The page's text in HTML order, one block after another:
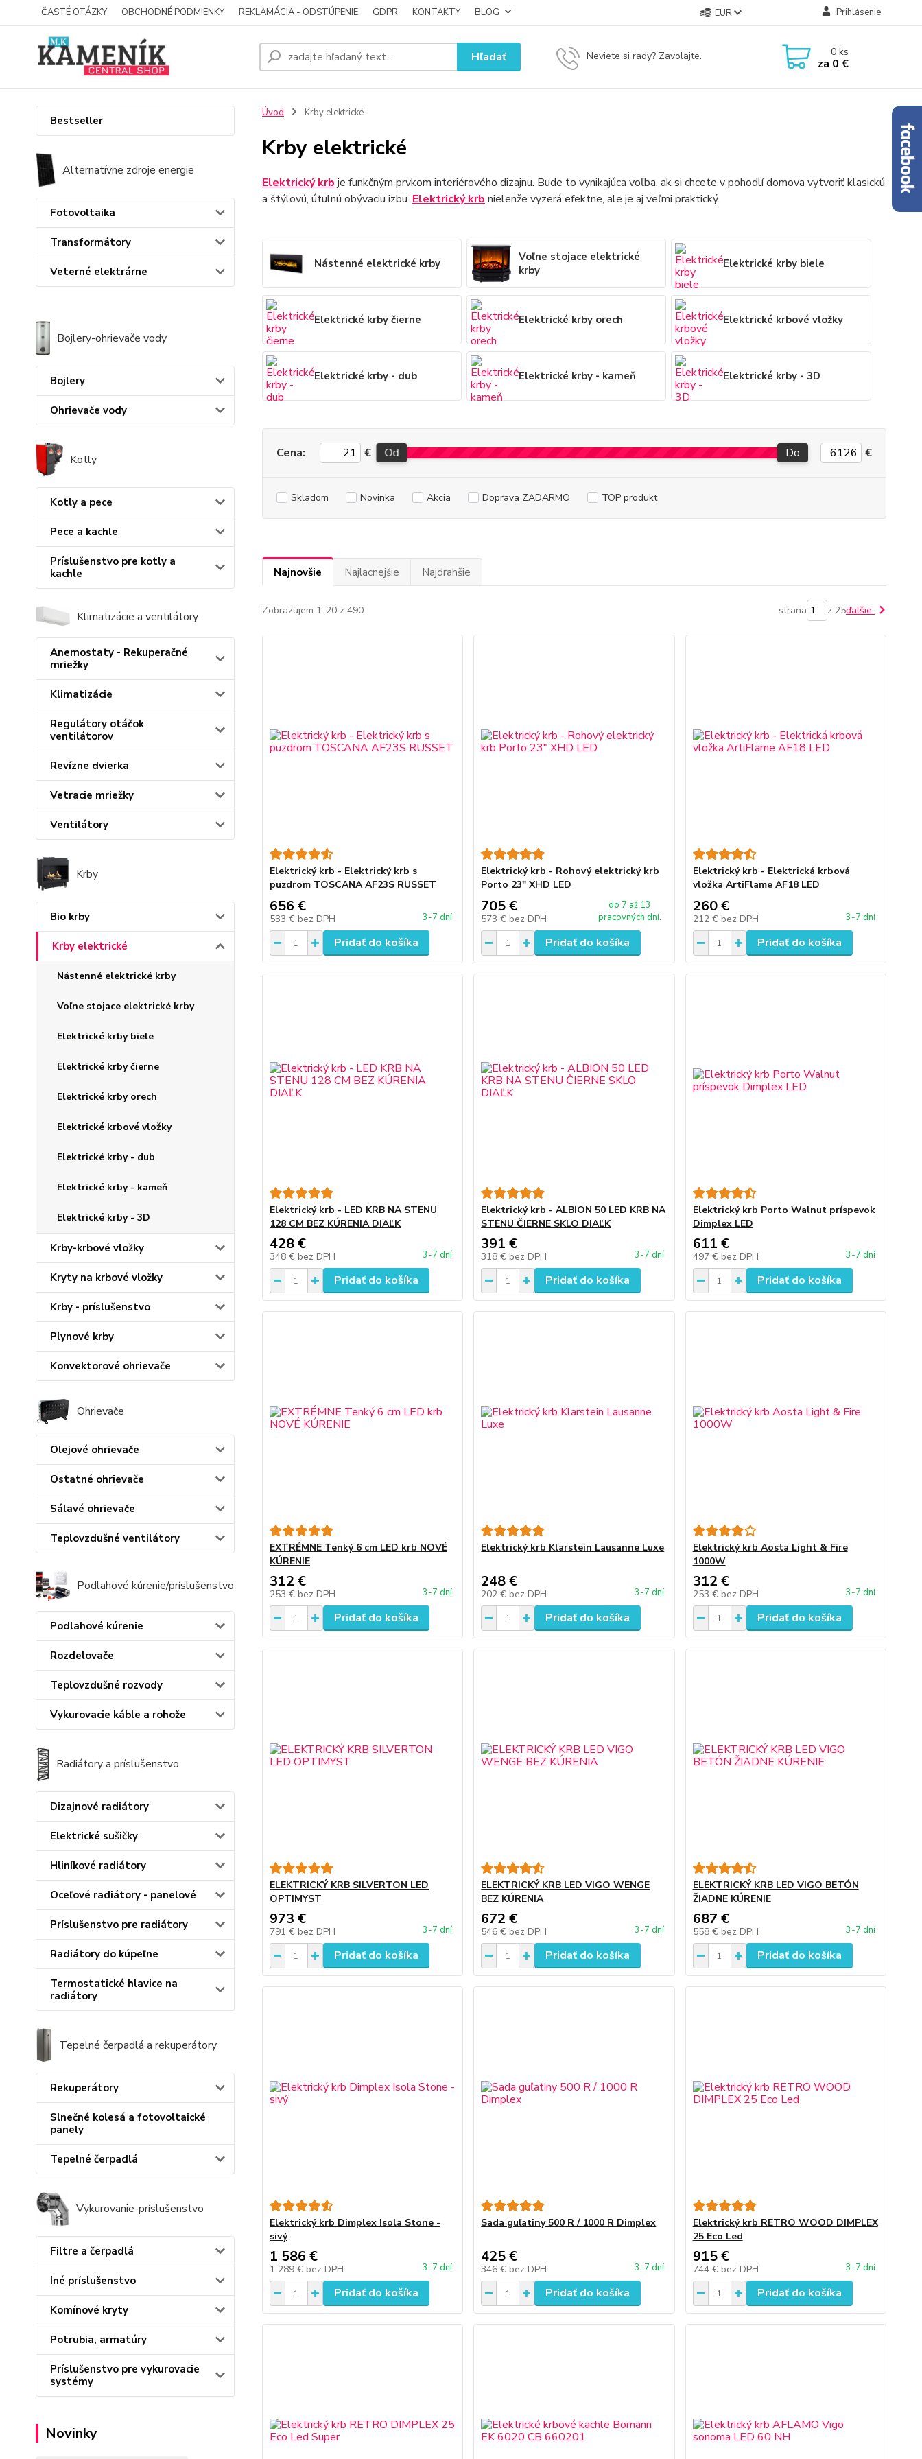
ČASTÉ OTÁZKY OBCHODNÉ PODMIENKY REKLAMÁCIA - ODSTÚPENIE GDPR KONTAKTY BLOG EUR Prihlásenie
Hľadať Neviete si rady? Zavolajte. 0ks
za 0 €
Bestseller
Alternatívne zdroje energie
Fotovoltaika
Transformátory
Veterné elektrárne
Bojlery-ohrievače vody
Bojlery
Ohrievače vody
Kotly
Kotly a pece
Pece a kachle
Príslušenstvo pre kotly a
kachle
Klimatizácie a ventilátory
Anemostaty - Rekuperačné
mriežky
Klimatizácie
Regulátory otáčok
ventilátorov
Revízne dvierka
Vetracie mriežky
Ventilátory
Krby
Bio krby
Krby elektrické
Nástenné elektrické krby
Voľne stojace elektrické krby
Elektrické krby biele
Elektrické krby čierne
Elektrické krby orech
Elektrické krbové vložky
Elektrické krby - dub
Elektrické krby - kameň
Elektrické krby - 3D
Krby-krbové vložky
Kryty na krbové vložky
Krby - príslušenstvo
Plynové krby
Konvektorové ohrievače
Ohrievače
Olejové ohrievače
Ostatné ohrievače
Sálavé ohrievače
Teplovzdušné ventilátory
Podlahové kúrenie/príslušenstvo
Podlahové kúrenie
Rozdelovače
Teplovzdušné rozvody
Vykurovacie káble a rohože
Radiátory a príslušenstvo
Dizajnové radiátory
Elektrické sušičky
Hliníkové radiátory
Oceľové radiátory - panelové
Príslušenstvo pre radiátory
Radiátory do kúpeľne
Termostatické hlavice na
radiátory
Tepelné čerpadlá a rekuperátory
Rekuperátory
Slnečné kolesá a fotovoltaické
panely
Tepelné čerpadlá
Vykurovanie-príslušenstvo
Filtre a čerpadlá
Iné príslušenstvo
Komínové kryty
Potrubia, armatúry
Príslušenstvo pre vykurovacie
systémy
Novinky
Úvod Krby elektrické
Krby elektrické
Elektrický krb je funkčným prvkom interiérového dizajnu. Bude to vynikajúca voľba, ak si chcete v pohodlí domova vytvoriť klasickú
a štýlovú, útulnú obývaciu izbu. Elektrický krb nielenže vyzerá efektne, ale je aj veľmi praktický.
Nástenné elektrické krby
Voľne stojace elektrické
krby
Elektrické krby biele
Elektrické krby čierne Elektrické krby orech Elektrické krbové vložky
Elektrické krby - dub Elektrické krby - kameň Elektrické krby - 3D
Cena: € Od Do €
Skladom Novinka Akcia Doprava ZADARMO TOP produkt
Najnovšie Najlacnejšie Najdrahšie
Zobrazujem 1-20 z 490 strana z 25ďalšie
Elektrický krb - Elektrický krb s
puzdrom TOSCANA AF23S RUSSET
656 €
533 € bez DPH 3-7 dní
Pridať do košíka
Elektrický krb - Rohový elektrický krb
Porto 23" XHD LED
705 €
573 € bez DPH
do 7 až 13
pracovných dní.
Pridať do košíka
Elektrický krb - Elektrická krbová
vložka ArtiFlame AF18 LED
260 €
212 € bez DPH 3-7 dní
Pridať do košíka
Elektrický krb - LED KRB NA STENU
128 CM BEZ KÚRENIA DIAĽK
428 €
348 € bez DPH 3-7 dní
Pridať do košíka
Elektrický krb - ALBION 50 LED KRB NA
STENU ČIERNE SKLO DIAĽK
391 €
318 € bez DPH 3-7 dní
Pridať do košíka
Elektrický krb Porto Walnut príspevok
Dimplex LED
611 €
497 € bez DPH 3-7 dní
Pridať do košíka
EXTRÉMNE Tenký 6 cm LED krb NOVÉ
KÚRENIE
312 €
253 € bez DPH 3-7 dní
Pridať do košíka
Elektrický krb Klarstein Lausanne Luxe
248 €
202 € bez DPH 3-7 dní
Pridať do košíka
Elektrický krb Aosta Light & Fire
1000W
312 €
253 € bez DPH 3-7 dní
Pridať do košíka
ELEKTRICKÝ KRB SILVERTON LED
OPTIMYST
973 €
791 € bez DPH 3-7 dní
Pridať do košíka
ELEKTRICKÝ KRB LED VIGO WENGE
BEZ KÚRENIA
672 €
546 € bez DPH 3-7 dní
Pridať do košíka
ELEKTRICKÝ KRB LED VIGO BETÓN
ŽIADNE KÚRENIE
687 €
558 € bez DPH 3-7 dní
Pridať do košíka
Elektrický krb Dimplex Isola Stone -
sivý
1 586 €
1 289 € bez DPH 3-7 dní
Pridať do košíka
Sada guľatiny 500 R / 1000 R Dimplex
425 €
346 € bez DPH 3-7 dní
Pridať do košíka
Elektrický krb RETRO WOOD DIMPLEX
25 Eco Led
915 €
744 € bez DPH 3-7 dní
Pridať do košíka